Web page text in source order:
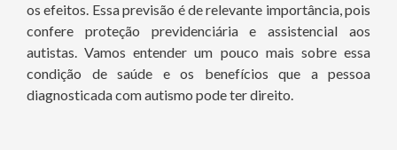
os efeitos. Essa previsão é de relevante importância, pois
confere proteção previdenciária e assistencial aos
autistas. Vamos entender um pouco mais sobre essa
condição de saúde e os benefícios que a pessoa
diagnosticada com autismo pode ter direito.